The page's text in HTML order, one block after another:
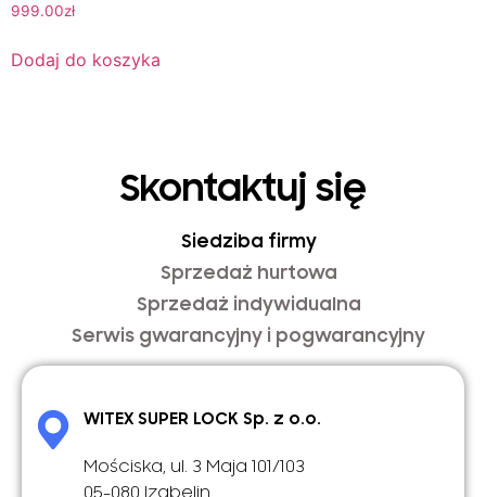
999.00zł
Dodaj do koszyka
Skontaktuj się
Siedziba firmy
Sprzedaż hurtowa
Sprzedaż indywidualna
Serwis gwarancyjny i pogwarancyjny
WITEX SUPER LOCK Sp. z o.o.
Mościska, ul. 3 Maja 101/103
05-080 Izabelin